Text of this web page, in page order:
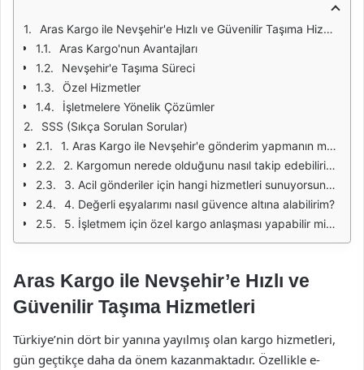
Aras Kargo ile Nevşehir'e Hızlı ve Güvenilir Taşıma Hizmetleri
Aras Kargo'nun Avantajları
Nevşehir'e Taşıma Süreci
Özel Hizmetler
İşletmelere Yönelik Çözümler
SSS (Sıkça Sorulan Sorular)
1. Aras Kargo ile Nevşehir'e gönderim yapmanın maliyeti nedir?
2. Kargomun nerede olduğunu nasıl takip edebilirim?
3. Acil gönderiler için hangi hizmetleri sunuyorsunuz?
4. Değerli eşyalarımı nasıl güvence altına alabilirim?
5. İşletmem için özel kargo anlaşması yapabilir miyim?
Aras Kargo ile Nevşehir’e Hızlı ve
Güvenilir Taşıma Hizmetleri
Türkiye’nin dört bir yanına yayılmış olan kargo hizmetleri,
gün geçtikçe daha da önem kazanmaktadır. Özellikle e-